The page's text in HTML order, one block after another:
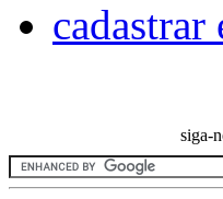
cadastrar
siga-